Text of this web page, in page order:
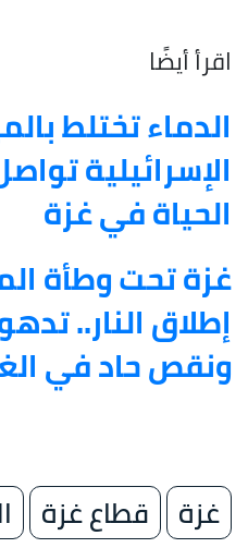
اقرأ أيضًا
الدماء تختلط
الإسرائيلية
الحياة في غزة
غزة تحت وطأة
إطلاق النار..
ونقص حاد في
غزة قطاع غزة